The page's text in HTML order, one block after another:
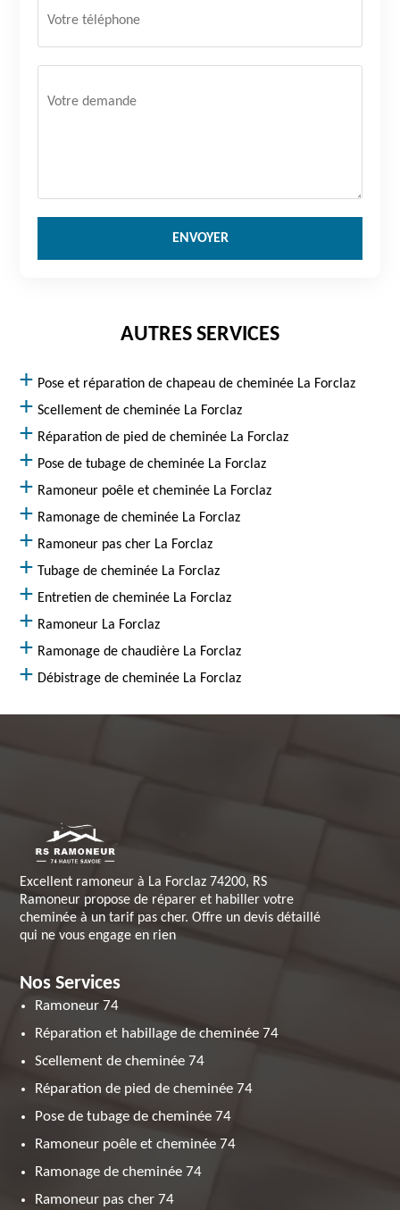
AUTRES SERVICES
Pose et réparation de chapeau de cheminée La Forclaz
Scellement de cheminée La Forclaz
Réparation de pied de cheminée La Forclaz
Pose de tubage de cheminée La Forclaz
Ramoneur poêle et cheminée La Forclaz
Ramonage de cheminée La Forclaz
Ramoneur pas cher La Forclaz
Tubage de cheminée La Forclaz
Entretien de cheminée La Forclaz
Ramoneur La Forclaz
Ramonage de chaudière La Forclaz
Débistrage de cheminée La Forclaz
Excellent ramoneur à La Forclaz 74200, RS
Ramoneur propose de réparer et habiller votre
cheminée à un tarif pas cher. Offre un devis détaillé
qui ne vous engage en rien
Nos Services
Ramoneur 74
Réparation et habillage de cheminée 74
Scellement de cheminée 74
Réparation de pied de cheminée 74
Pose de tubage de cheminée 74
Ramoneur poêle et cheminée 74
Ramonage de cheminée 74
Ramoneur pas cher 74